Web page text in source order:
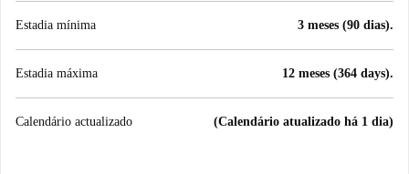
Estadia mínima 3 meses (90 dias).
Estadia máxima 12 meses (364 days).
Calendário actualizado (Calendário atualizado há 1 dia)